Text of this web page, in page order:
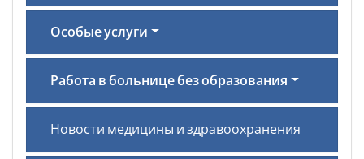
Особые услуги
Работа в больнице без образования
Новости медицины и здравоохранения